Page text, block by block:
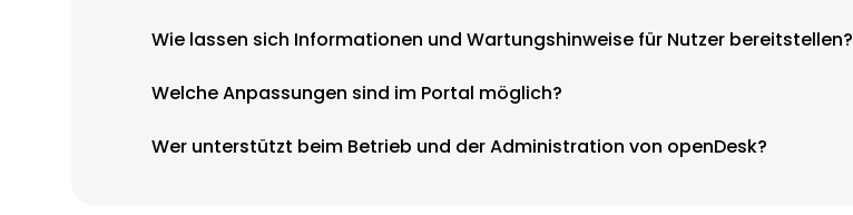
Wie lassen sich Informationen und Wartungshinweise für Nutzer bereitstellen?
Welche Anpassungen sind im Portal möglich?
Wer unterstützt beim Betrieb und der Administration von openDesk?